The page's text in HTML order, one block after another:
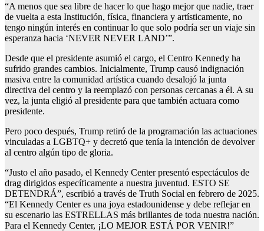
“A menos que sea libre de hacer lo que hago mejor que nadie, traer
de vuelta a esta Institución, física, financiera y artísticamente, no
tengo ningún interés en continuar lo que solo podría ser un viaje sin
esperanza hacia ‘NEVER NEVER LAND’”.
Desde que el presidente asumió el cargo, el Centro Kennedy ha
sufrido grandes cambios. Inicialmente, Trump causó indignación
masiva entre la comunidad artística cuando desalojó la junta
directiva del centro y la reemplazó con personas cercanas a él. A su
vez, la junta eligió al presidente para que también actuara como
presidente.
Pero poco después, Trump retiró de la programación las actuaciones
vinculadas a LGBTQ+ y decretó que tenía la intención de devolver
al centro algún tipo de gloria.
“Justo el año pasado, el Kennedy Center presentó espectáculos de
drag dirigidos específicamente a nuestra juventud. ESTO SE
DETENDRÁ”, escribió a través de Truth Social en febrero de 2025.
“El Kennedy Center es una joya estadounidense y debe reflejar en
su escenario las ESTRELLAS más brillantes de toda nuestra nación.
Para el Kennedy Center, ¡LO MEJOR ESTÁ POR VENIR!”